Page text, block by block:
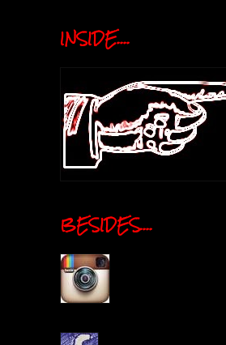
INSIDE....
BESIDES....